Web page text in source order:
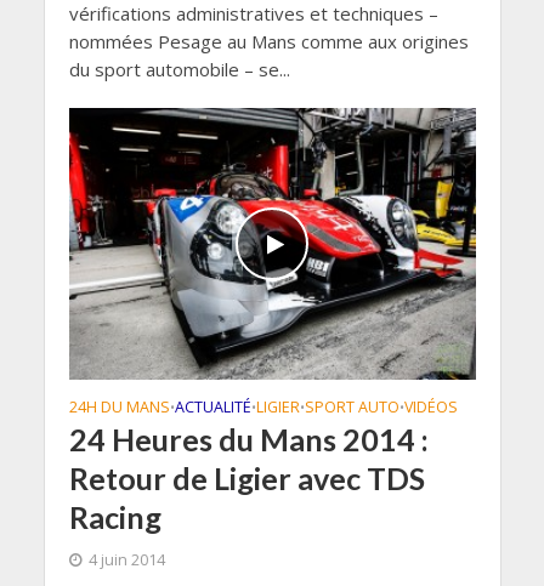
vérifications administratives et techniques –
nommées Pesage au Mans comme aux origines
du sport automobile – se...
24H DU MANS•ACTUALITÉ•LIGIER•SPORT AUTO•VIDÉOS
24 Heures du Mans 2014 :
Retour de Ligier avec TDS
Racing
4 juin 2014